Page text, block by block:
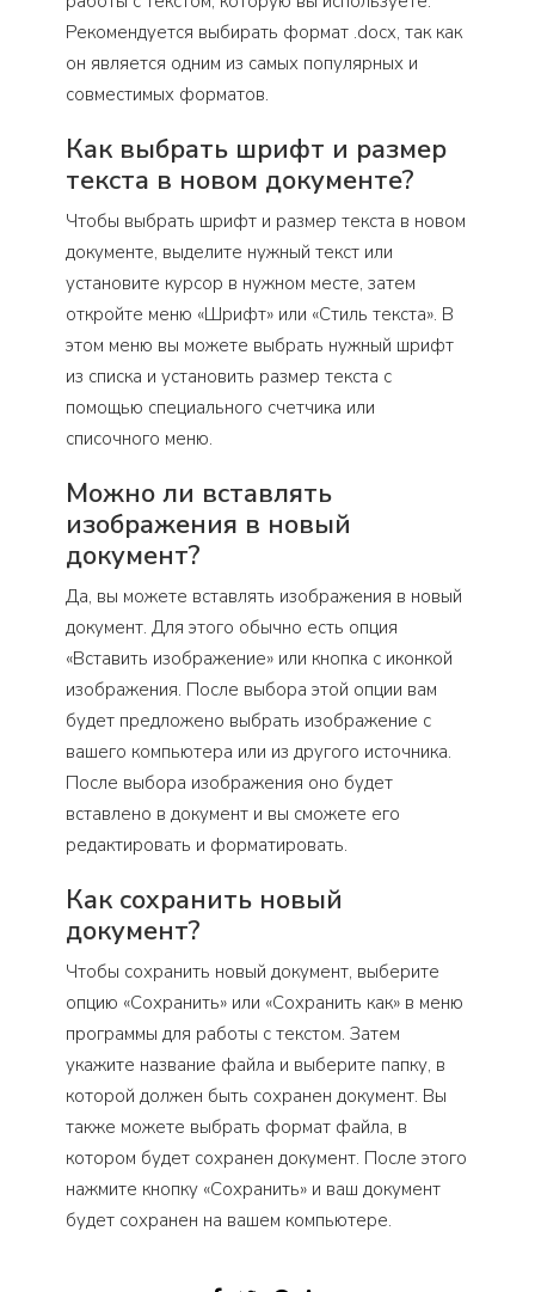
Рекомендуется выбирать формат .docx, так как
он является одним из самых популярных и
совместимых форматов.
Как выбрать шрифт и размер
текста в новом документе?
Чтобы выбрать шрифт и размер текста в новом
документе, выделите нужный текст или
установите курсор в нужном месте, затем
откройте меню «Шрифт» или «Стиль текста». В
этом меню вы можете выбрать нужный шрифт
из списка и установить размер текста с
помощью специального счетчика или
списочного меню.
Можно ли вставлять
изображения в новый
документ?
Да, вы можете вставлять изображения в новый
документ. Для этого обычно есть опция
«Вставить изображение» или кнопка с иконкой
изображения. После выбора этой опции вам
будет предложено выбрать изображение с
вашего компьютера или из другого источника.
После выбора изображения оно будет
вставлено в документ и вы сможете его
редактировать и форматировать.
Как сохранить новый
документ?
Чтобы сохранить новый документ, выберите
опцию «Сохранить» или «Сохранить как» в меню
программы для работы с текстом. Затем
укажите название файла и выберите папку, в
которой должен быть сохранен документ. Вы
также можете выбрать формат файла, в
котором будет сохранен документ. После этого
нажмите кнопку «Сохранить» и ваш документ
будет сохранен на вашем компьютере.